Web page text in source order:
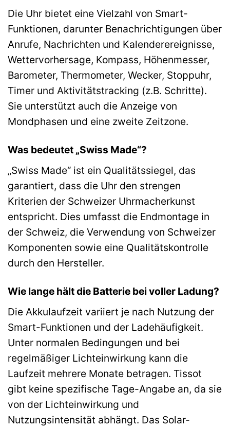
Die Uhr bietet eine Vielzahl von Smart-
Funktionen, darunter Benachrichtigungen über
Anrufe, Nachrichten und Kalenderereignisse,
Wettervorhersage, Kompass, Höhenmesser,
Barometer, Thermometer, Wecker, Stoppuhr,
Timer und Aktivitätstracking (z.B. Schritte).
Sie unterstützt auch die Anzeige von
Mondphasen und eine zweite Zeitzone.
Was bedeutet „Swiss Made“?
„Swiss Made“ ist ein Qualitätssiegel, das
garantiert, dass die Uhr den strengen
Kriterien der Schweizer Uhrmacherkunst
entspricht. Dies umfasst die Endmontage in
der Schweiz, die Verwendung von Schweizer
Komponenten sowie eine Qualitätskontrolle
durch den Hersteller.
Wie lange hält die Batterie bei voller Ladung?
Die Akkulaufzeit variiert je nach Nutzung der
Smart-Funktionen und der Ladehäufigkeit.
Unter normalen Bedingungen und bei
regelmäßiger Lichteinwirkung kann die
Laufzeit mehrere Monate betragen. Tissot
gibt keine spezifische Tage-Angabe an, da sie
von der Lichteinwirkung und
Nutzungsintensität abhängt. Das Solar-